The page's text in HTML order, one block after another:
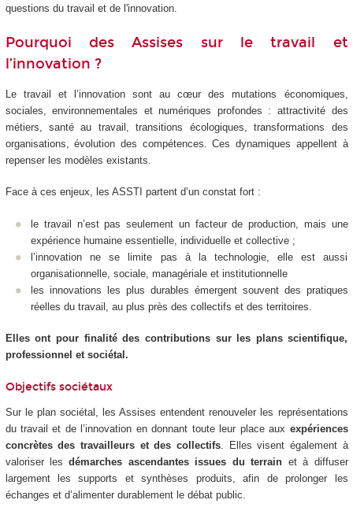
questions du travail et de l'innovation.
Pourquoi des Assises sur le travail et
l’innovation ?
Le travail et l’innovation sont au cœur des mutations économiques,
sociales, environnementales et numériques profondes : attractivité des
métiers, santé au travail, transitions écologiques, transformations des
organisations, évolution des compétences. Ces dynamiques appellent à
repenser les modèles existants.
Face à ces enjeux, les ASSTI partent d’un constat fort :
le travail n’est pas seulement un facteur de production, mais une
expérience humaine essentielle, individuelle et collective ;
l’innovation ne se limite pas à la technologie, elle est aussi
organisationnelle, sociale, managériale et institutionnelle
les innovations les plus durables émergent souvent des pratiques
réelles du travail, au plus près des collectifs et des territoires.
Elles ont pour finalité des contributions sur les plans scientifique,
professionnel et sociétal.
Objectifs sociétaux
Sur le plan sociétal, les Assises entendent renouveler les représentations
du travail et de l’innovation en donnant toute leur place aux expériences
concrètes des travailleurs et des collectifs. Elles visent également à
valoriser lesdémarches ascendantes issues du terrain et à diffuser
largement les supports et synthèses produits, afin de prolonger les
échanges et d’alimenter durablement le débat public.